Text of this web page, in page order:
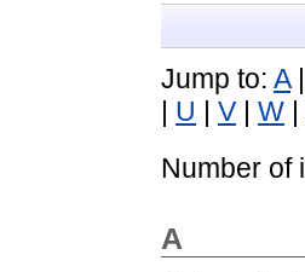
Jump to: A|
U V W
Number of
A